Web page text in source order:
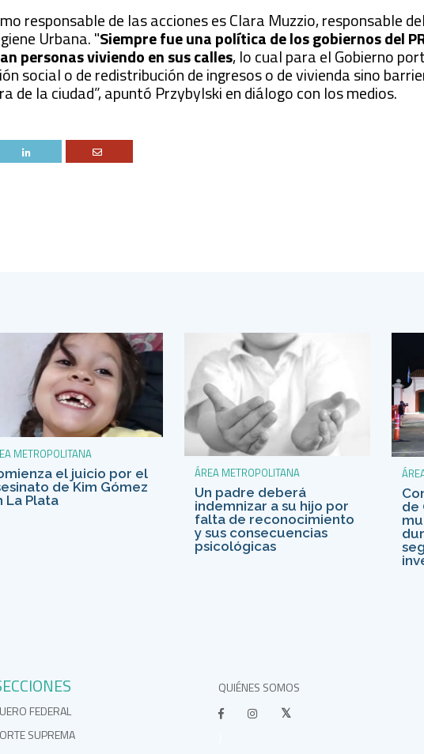
responsable de las acciones es Clara Muzzio, responsable del
Urbana. "Siempre fue una política de los gobiernos del
personas viviendo en sus calles, lo cual para el Gobierno
social o de redistribución de ingresos o de vivienda sino
de la ciudad”, apuntó Przybylski en diálogo con los medios.
METROPOLITANA
el juicio por el
de Kim Gómez
La Plata
ÁREA METROPOLITANA
Un padre deberá
indemnizar a su hijo por
falta de reconocimiento
y sus consecuencias
psicológicas
de
FEDERAL
SUPREMA
QUIÉNES SOMOS